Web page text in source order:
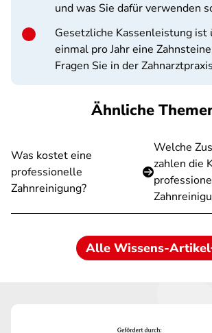
und was Sie dafür verwenden
Gesetzliche Kassenleistung ist
einmal pro Jahr eine
Fragen Sie in der
Ähnliche
Was kostet eine
professionelle
Zahnreinigung?
Welche
zahlen die
Alle Wissens-Artikel